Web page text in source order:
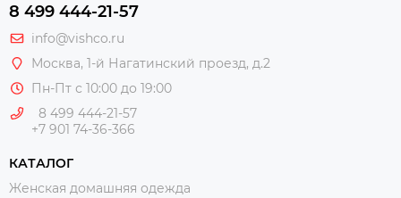
8 499 444-21-57
info@vishco.ru
Москва, 1-й Нагатинский проезд, д.2
Пн-Пт с 10:00 до 19:00
8 499 444-21-57
+7 901 74-36-366
КАТАЛОГ
Женская домашняя одежда